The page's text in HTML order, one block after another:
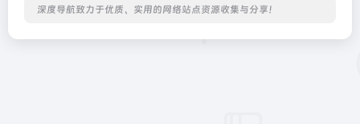
深度导航致力于优质、实用的网络站点资源收集与分享！